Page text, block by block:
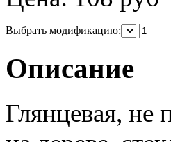
Выбрать модификацию:
Описание
Глянцевая, не